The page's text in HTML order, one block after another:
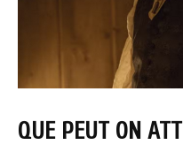
QUE PEUT ON